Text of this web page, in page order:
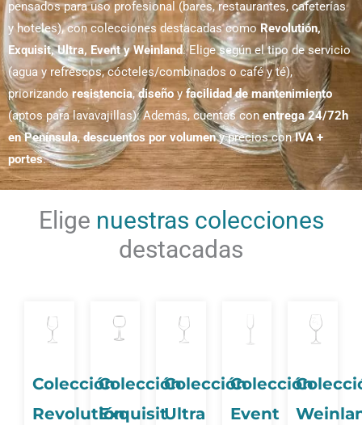
pensados para uso profesional (bares, restaurantes, cafeterías
y hoteles), con colecciones destacadas como Revolutión,
Exquisit, Ultra, Event y Weinland. Elige según el tipo de servicio
(agua y refrescos, cócteles/combinados o café y té),
priorizandoresistencia,diseñoyfacilidad de mantenimiento
(aptos para lavavajillas). Además, cuentas conentrega 24/72h
en Península,descuentos por volumeny precios conIVA +
portes.
Elige nuestras colecciones
destacadas
Colección
Revolutión
Colección
Exquisit
Colección
Ultra
Colección
Event